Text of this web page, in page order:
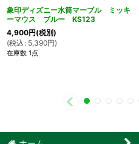
象印ディズニー水筒マーブル ミッキ
ーマウス ブルー KS123
4,900円(税別)
(税込 : 5,390円)
在庫数 1点